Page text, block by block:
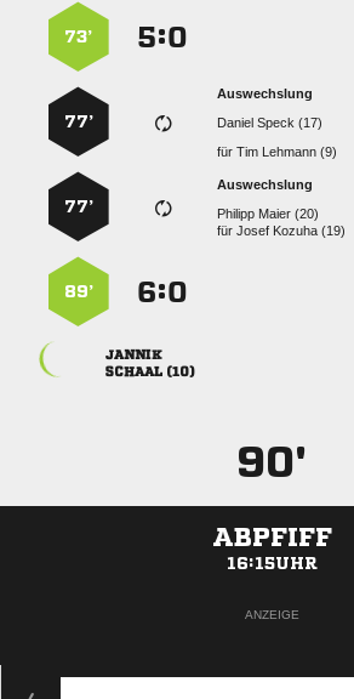
:
73’
Auswechslung
  
für  
77’
Auswechslung
  
für  
77’
:
89’

 
90'
ABPFIFF
16:15UHR
ANZEIGE